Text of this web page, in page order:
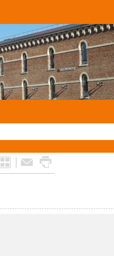
M | F x